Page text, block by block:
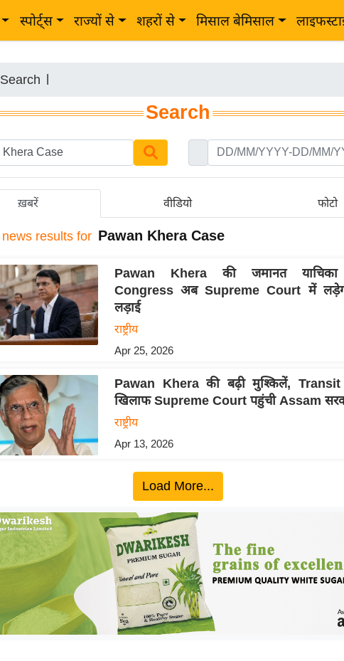
स्पोर्ट्स राज्यों से शहरों से मिसाल बेमिसाल
Search
Search
ख़बरें वीडियो फोटो
news results for Pawan Khera Case
Pawan Khera की जमानत याचिका
Congress अब Supreme Court में
लड़ाई
राष्ट्रीय
Apr 25, 2026
Pawan Khera की बढ़ी मुश्किलें,
खिलाफ Supreme Court पहुंची Assam
राष्ट्रीय
Apr 13, 2026
Load More...